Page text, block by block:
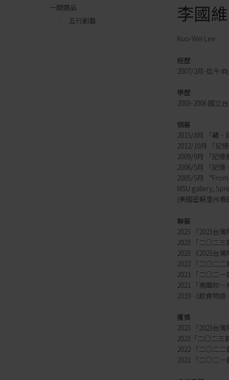
李國維
Kuo-Wei Lee
經歷
2007/2月-迄今
學歷
2003-2006 國立
個展
2015/8月 「藏．
2012/10月 「記
2009/9月 「記
2006/5月 「記
2005/5月
MSU gallery,
(美國密蘇里州
聯展
2023 「2023台
2023 「二○二三
2023 《2023台
2022 「二○二二
2021 「二○二一
2021 「南風吹—
2019 《飲食物
獲獎
2023 「2023台
2023「二○二三
2022 「二○二二
2021 「二○二一
一間選品
五行創藝